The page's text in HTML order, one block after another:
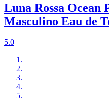
Luna Rossa Ocean
Masculino Eau de
5.0